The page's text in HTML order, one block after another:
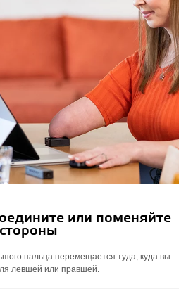
или поменяйте
стороны
пальца перемещается туда, куда вы
левшей или правшей.